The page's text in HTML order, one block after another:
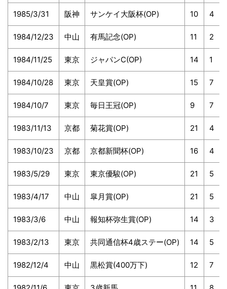
1985/3/31 阪神 サンケイ大阪杯(OP) 10 4
1984/12/23 中山 有馬記念(OP) 11 2
1984/11/25 東京 ジャパンC(OP) 14 1
1984/10/28 東京 天皇賞(OP) 15 7
1984/10/7 東京 毎日王冠(OP) 9 7
1983/11/13 京都 菊花賞(OP) 21 4
1983/10/23 京都 京都新聞杯(OP) 16 4
1983/5/29 東京 東京優駿(OP) 21 5
1983/4/17 中山 皐月賞(OP) 21 5
1983/3/6 中山 報知杯弥生賞(OP) 14 3
1983/2/13 東京 共同通信杯4歳ステー(OP) 14 5
1982/12/4 中山 黒松賞(400万下) 12 7